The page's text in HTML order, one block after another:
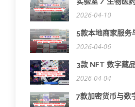
2026-04-10
5款本地商家服务
2026-04-06
3款 NFT 数字藏
2026-04-04
7款加密货币与数